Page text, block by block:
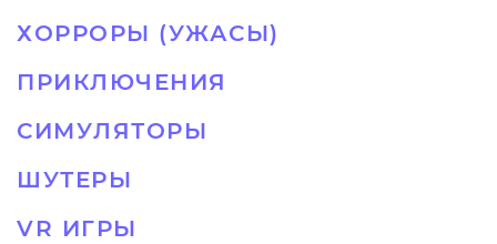
ХОРРОРЫ (УЖАСЫ)
ПРИКЛЮЧЕНИЯ
СИМУЛЯТОРЫ
ШУТЕРЫ
VR ИГРЫ